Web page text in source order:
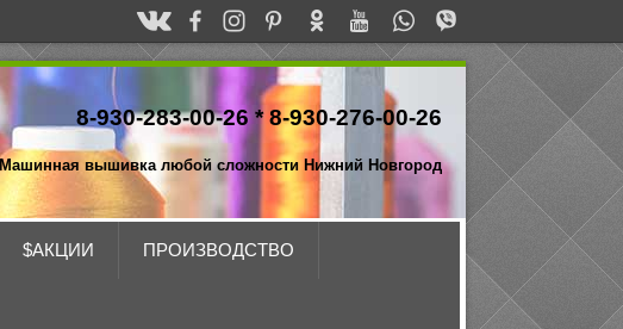
8-930-283-00-26 *8-930-276-00-26
Машинная вышивка любой сложности Нижний Новгород
$АКЦИИ ПРОИЗВОДСТВО